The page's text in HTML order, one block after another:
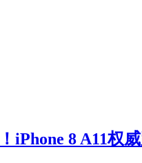
iPhone 8 A11权